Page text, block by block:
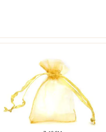
/
8922C31
Ref-
8922C31
cantidad